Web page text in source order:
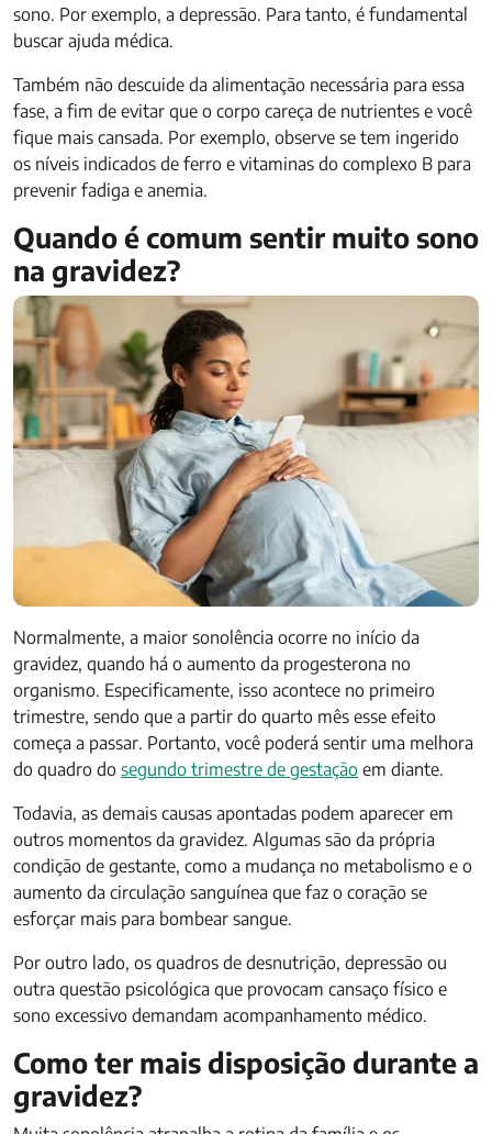
sono. Por exemplo, a depressão. Para tanto, é fundamental
buscar ajuda médica.
Também não descuide da alimentação necessária para essa
fase, a fim de evitar que o corpo careça de nutrientes e você
fique mais cansada. Por exemplo, observe se tem ingerido
os níveis indicados de ferro e vitaminas do complexo B para
prevenir fadiga e anemia.
Quando é comum sentir muito sono
na gravidez?
Normalmente, a maior sonolência ocorre no início da
gravidez, quando há o aumento da progesterona no
organismo. Especificamente, isso acontece no primeiro
trimestre, sendo que a partir do quarto mês esse efeito
começa a passar. Portanto, você poderá sentir uma melhora
do quadro do segundo trimestre de gestação em diante.
Todavia, as demais causas apontadas podem aparecer em
outros momentos da gravidez. Algumas são da própria
condição de gestante, como a mudança no metabolismo e o
aumento da circulação sanguínea que faz o coração se
esforçar mais para bombear sangue.
Por outro lado, os quadros de desnutrição, depressão ou
outra questão psicológica que provocam cansaço físico e
sono excessivo demandam acompanhamento médico.
Como ter mais disposição durante a
gravidez?